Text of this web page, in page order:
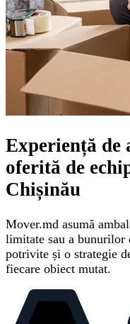
Experiență de
oferită de
Chișinău
Mover.md asumă
limitate sau a bunurilor
potrivite și o strategie
fiecare obiect mutat.